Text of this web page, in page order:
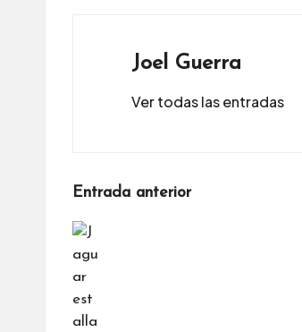
Joel Guerra
Ver todas las entradas
Navegación
de
entradas
Entrada anterior